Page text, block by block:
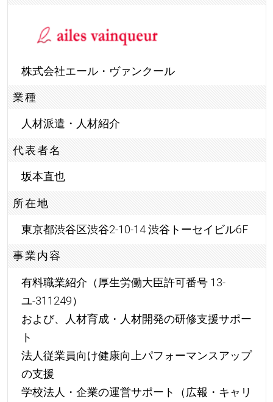
株式会社エール・ヴァンクール
業種
人材派遣・人材紹介
代表者名
坂本直也
所在地
東京都渋谷区渋谷2-10-14 渋谷トーセイビル6F
事業内容
有料職業紹介（厚生労働大臣許可番号 13-
ユ-311249）
および、人材育成・人材開発の研修支援サポー
ト
法人従業員向け健康向上パフォーマンスアップ
の支援
学校法人・企業の運営サポート（広報・キャリ